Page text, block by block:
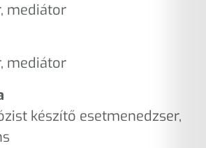
mediátor
mediátor
készítő esetmenedzser,